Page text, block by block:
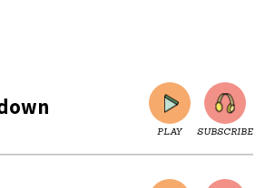
PLAY SUBSCRIBE